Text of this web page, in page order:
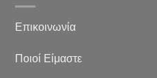
Επικοινωνία
Ποιοί Είμαστε